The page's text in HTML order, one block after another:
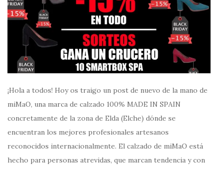
¡Hola a todos! Hoy os traigo un post de nuevo de la mano de
miMaO, una marca de calzado 100% MADE IN SPAIN
concretamente de la zona de Elda (Elche) dónde se
encuentran los mejores profesionales artesanos
reconocidos internacionalmente. El calzado de miMaO está
hecho para personas atrevidas, que marcan tendencia y con